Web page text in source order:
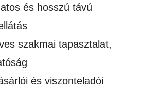
és hosszú távú
szakmai tapasztalat,
és viszonteladói